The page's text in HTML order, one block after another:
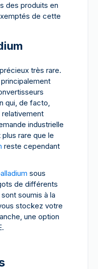
des produits en
de cette
très rare.
qui, de facto,
relativement
industrielle
rare que le
reste cependant
sous
de différents
soumis à la
stockez votre
une option